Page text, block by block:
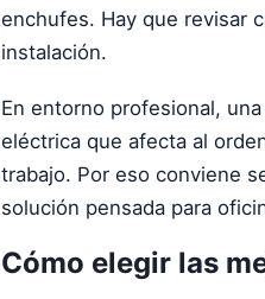
enchufes. Hay que revisar
instalación.
En entorno profesional,
eléctrica que afecta al
trabajo. Por eso conviene
solución pensada para
Cómo elegir las